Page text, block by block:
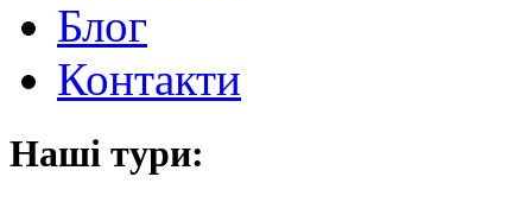
Блог
Контакти
Наші тури: